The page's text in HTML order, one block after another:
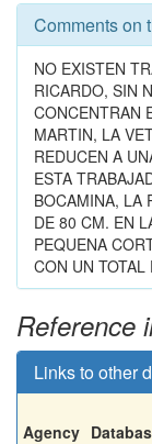
Comments on
NO EXISTEN
RICARDO, SIN
CONCENTRAN
MARTIN, LA
REDUCEN A
ESTA
BOCAMINA, LA
DE 80 CM. EN
PEQUENA
CON UN
Reference
Links to other
Agency